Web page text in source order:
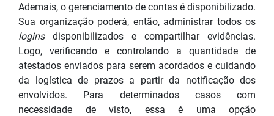
Ademais, o gerenciamento de contas é disponibilizado.
Sua organização poderá, então, administrar todos os
logins disponibilizados e compartilhar evidências.
Logo, verificando e controlando a quantidade de
atestados enviados para serem acordados e cuidando
da logística de prazos a partir da notificação dos
envolvidos. Para determinados casos com
necessidade de visto, essa é uma opção